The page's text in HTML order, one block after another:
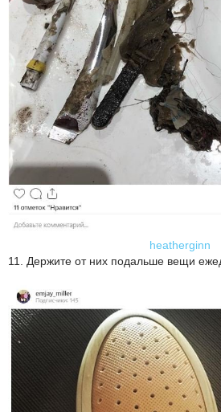
heatherginn
11. Держите от них подальше вещи